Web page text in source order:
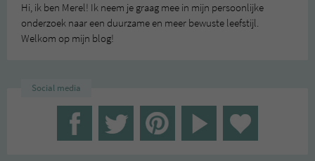
Hi, ik ben Merel! Ik neem je graag mee in mijn persoonlijke
onderzoek naar een duurzame en meer bewuste leefstijl.
Welkom op mijn blog!
Social media